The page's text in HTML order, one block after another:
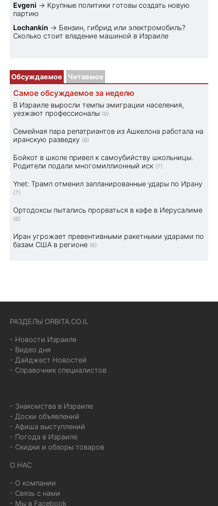
Evgeni → Крупные политики готовы создать новую
партию
Lochankin → Бензин, гибрид или электромобиль?
Cколько стоит владение машиной в Израиле
Обсуждаемое Читаемое
Самое обсуждаемое за неделю
В Израиле выросли темпы эмиграции населения,
уезжают профессионалы (9)
Семейная пара репатриантов из Ашкелона работала на
иранскую разведку (8)
Бойкот в школе привел к самоубийству школьницы.
Родители подали многомиллионный иск (7)
Ynet: Трамп отменил запланированные удары по Ирану
(7)
Ортодоксы пытались прорваться в кафе в Иерусалиме
(6)
Иран угрожает превентивными ракетными ударами по
базам США в регионе (6)
РАЗДЕЛЫ ORBITA.CO.IL
- Новости Израиля
- Видео дня
- Дайджест Новостей
- Справочник специалистов
- Знакомства в Израиле
- Доски объявлений
- Афиша выступлений
- Погода в Израиле
- Скидки и обзоры товаров
О НАС
- О компании
- Связь с нами
- Мы в Facebook